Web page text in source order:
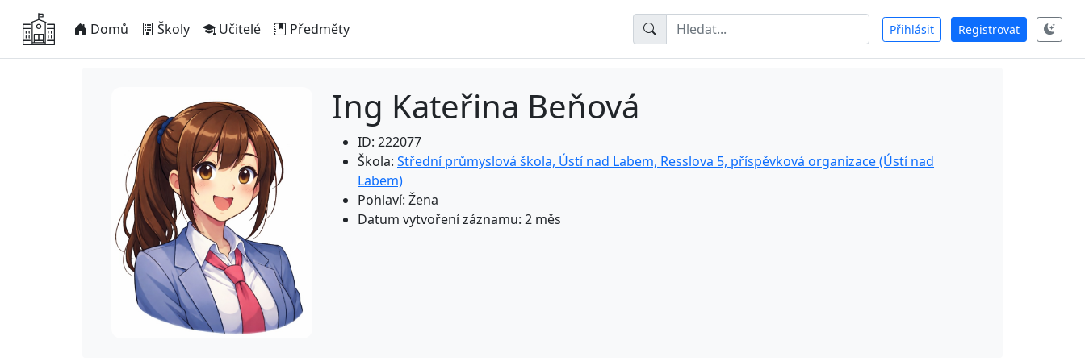
Domů Školy Učitelé Předměty Přihlásit Registrovat
Ing Kateřina Beňová
ID: 222077
Škola: Střední průmyslová škola, Ústí nad Labem, Resslova 5, příspěvková organizace (Ústí nad
Labem)
Pohlaví: Žena
Datum vytvoření záznamu: 2 měs